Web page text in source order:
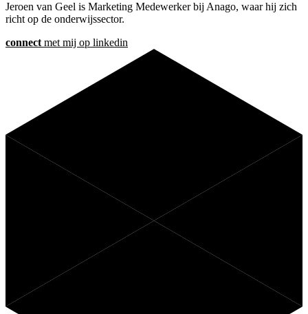
Jeroen van Geel is Marketing Medewerker bij Anago, waar hij zich
richt op de onderwijssector.
connect met mij op linkedin